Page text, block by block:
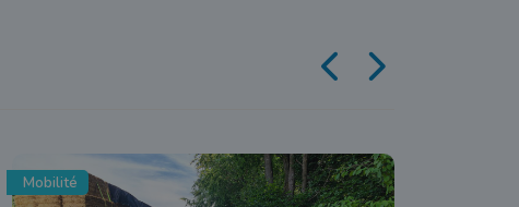
Mobilité